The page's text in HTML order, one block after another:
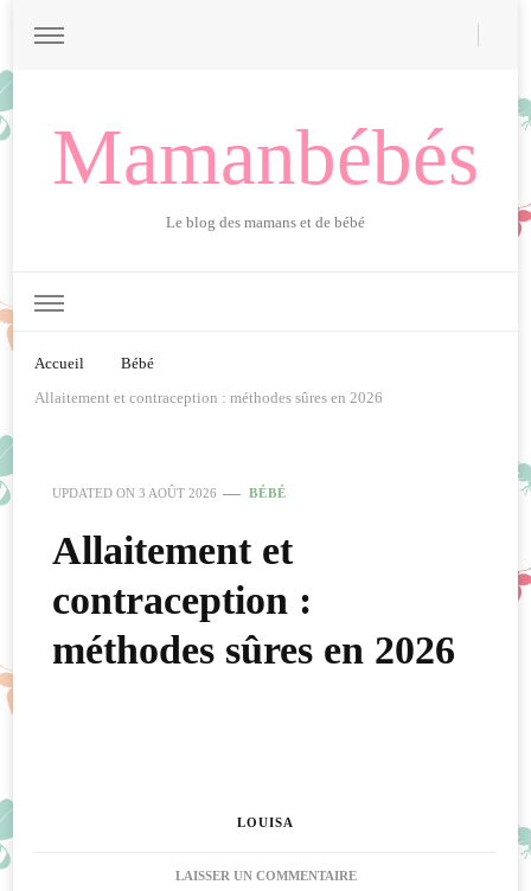
Mamanbébés
Le blog des mamans et de bébé
Accueil
Bébé
Allaitement et contraception : méthodes sûres en 2026
UPDATED ON 3 AOÛT 2026 BÉBÉ
Allaitement et
contraception :
méthodes sûres en 2026
LOUISA
LAISSER UN COMMENTAIRESUR